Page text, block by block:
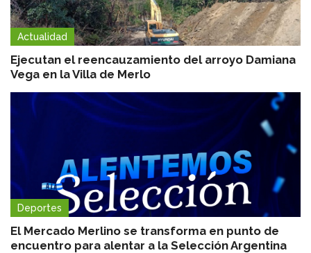
Actualidad
Ejecutan el reencauzamiento del arroyo Damiana
Vega en la Villa de Merlo
Deportes
El Mercado Merlino se transforma en punto de
encuentro para alentar a la Selección Argentina